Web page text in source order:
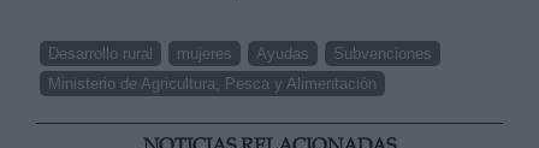
Desarrollo rural mujeres Ayudas
Subvenciones
Ministerio de Agricultura, Pesca y Alimentación